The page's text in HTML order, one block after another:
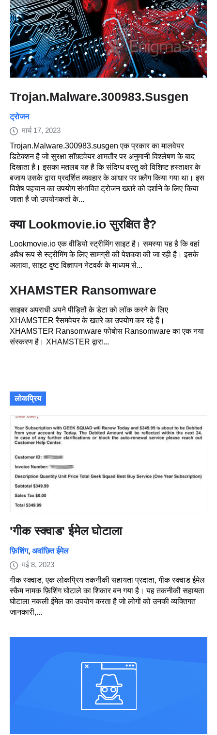
Trojan.Malware.300983.Susgen
ट्रोजन
मार्च 17, 2023
Trojan.Malware.300983.susgen एक प्रकार का मालवेयर
डिटेक्शन है जो सुरक्षा सॉफ़्टवेयर आमतौर पर अनुमानी विश्लेषण के बाद
दिखाता है। इसका मतलब यह है कि संदिग्ध वस्तु को विशिष्ट हस्ताक्षर के
बजाय उसके द्वारा प्रदर्शित व्यवहार के आधार पर फ़्लैग किया गया था। इस
विशेष पहचान का उपयोग संभावित ट्रोजन खतरे को दर्शाने के लिए किया
जाता है जो उपयोगकर्ता के...
क्या Lookmovie.io सुरक्षित है?
Lookmovie.io एक वीडियो स्ट्रीमिंग साइट है। समस्या यह है कि वहां
अवैध रूप से स्ट्रीमिंग के लिए सामग्री की पेशकश की जा रही है। इसके
अलावा, साइट दुष्ट विज्ञापन नेटवर्क के माध्यम से...
XHAMSTER Ransomware
साइबर अपराधी अपने पीड़ितों के डेटा को लॉक करने के लिए
XHAMSTER रैंसमवेयर के खतरे का उपयोग कर रहे हैं।
XHAMSTER Ransomware फोबोस Ransomware का एक नया
संस्करण है। XHAMSTER द्वारा...
लोकप्रिय
'गीक स्क्वाड' ईमेल घोटाला
फ़िशिंग, अवांछित ईमेल
मई 8, 2023
गीक स्क्वाड, एक लोकप्रिय तकनीकी सहायता प्रदाता, गीक स्क्वाड ईमेल
स्कैम नामक फ़िशिंग घोटाले का शिकार बन गया है। यह तकनीकी सहायता
घोटाला नकली ईमेल का उपयोग करता है जो लोगों को उनकी व्यक्तिगत
जानकारी,...